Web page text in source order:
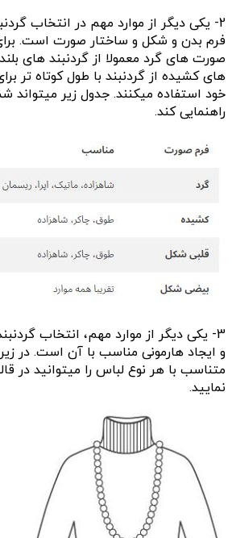
2- یکی دیگر از موارد مهم در انتخاب
فرم بدن و شکل و ساختار صورت است. برای
صورت های گرد معمولا از گردنبند های
های کشیده از گردنبند با طول کوتاه تر
خود استفاده میکنند. جدول زیر میتواند
راهنمایی کند.
3- یکی دیگر از موارد مهم، انتخاب
و ایجاد هارمونی مناسب با آن است. در
متناسب با هر نوع لباس را میتوانید در
نمایید.